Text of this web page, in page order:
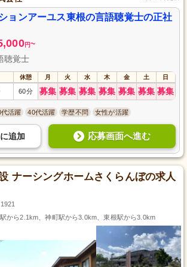
ョンアーユス東根の言語聴覚士の正社
円~
聴覚士
休憩 月 火 水 木 金 土 日
60分 募集 募集 募集 募集 募集 募集 募集
代活躍 40代活躍 学歴不問 女性が活躍
に追加 応募画面へ進む
ナーシングホームさくらんぼの求人
から2.1km、神町駅から3.0km、東根駅から3.0km